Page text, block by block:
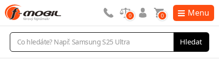
Vyhledávání
Hledat
0 0 Menu